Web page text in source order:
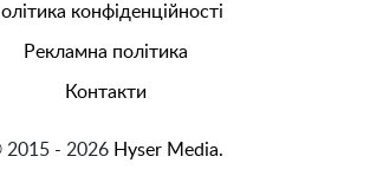
конфіденційності
Рекламна політика
Контакти
2015 - 2026 Hyser Media.